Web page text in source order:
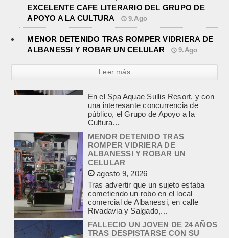
EXCELENTE CAFE LITERARIO DEL GRUPO DE
APOYO A LA CULTURA
9.Ago
MENOR DETENIDO TRAS ROMPER VIDRIERA DE
ALBANESSI Y ROBAR UN CELULAR
9.Ago
Leer más
MENOR DETENIDO TRAS
ROMPER VIDRIERA DE
ALBANESSI Y ROBAR UN
CELULAR
agosto 9, 2026
Tras advertir que un sujeto estaba
cometiendo un robo en el local
comercial de Albanessi, en calle
Rivadavia y Salgado,...
FALLECIO UN JOVEN DE 24 AÑOS
TRAS DESPISTARSE CON SU
AUTO E IMPACTAR CONTRA UN
PAREDON
agosto 9, 2026
Un accidente fatal se produjo en la